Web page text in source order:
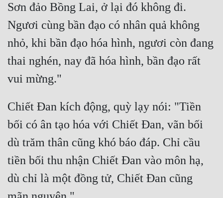
Thanh Xuân
Tiểu Thuyết
Tu Chân
Tu Tiên
Sơn đảo Bồng Lai, ở lại đó không đi.
Ngươi cùng bần đạo có nhân quả không
nhỏ, khi bần đạo hóa hình, ngươi còn đang
thai nghén, nay đã hóa hình, bần đạo rất
Chiết Đan kích động, quỳ lạy nói: "Tiền
bối có ân tạo hóa với Chiết Đan, vãn bối
dù trăm thân cũng khó báo đáp. Chỉ cầu
tiền bối thu nhận Chiết Đan vào môn hạ,
dù chỉ là một đồng tử, Chiết Đan cũng